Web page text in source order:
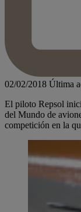
02/02/2018 Última
El piloto Repsol
del Mundo de
competición en la